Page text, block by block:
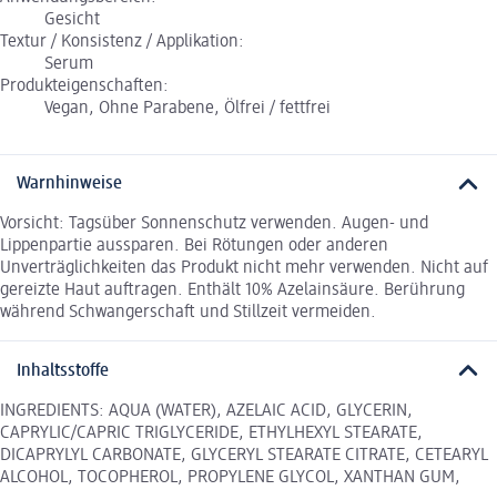
Gesicht
Textur / Konsistenz / Applikation:
Serum
Produkteigenschaften:
Vegan, Ohne Parabene, Ölfrei / fettfrei
Warnhinweise
Vorsicht: Tagsüber Sonnenschutz verwenden. Augen- und
Lippenpartie aussparen. Bei Rötungen oder anderen
Unverträglichkeiten das Produkt nicht mehr verwenden. Nicht auf
gereizte Haut auftragen. Enthält 10% Azelainsäure. Berührung
während Schwangerschaft und Stillzeit vermeiden.
Inhaltsstoffe
INGREDIENTS: AQUA (WATER), AZELAIC ACID, GLYCERIN,
CAPRYLIC/CAPRIC TRIGLYCERIDE, ETHYLHEXYL STEARATE,
DICAPRYLYL CARBONATE, GLYCERYL STEARATE CITRATE, CETEARYL
ALCOHOL, TOCOPHEROL, PROPYLENE GLYCOL, XANTHAN GUM,